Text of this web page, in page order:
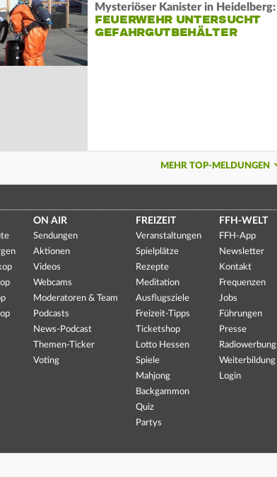
Mysteriöser Kanister in Heidelberg:
FEUERWEHR UNTERSUCHT
GEFAHRGUTBEHÄLTER
MEHR TOP-MELDUNGEN
ON AIR
Sendungen
Aktionen
Videos
Webcams
Moderatoren & Team
Podcasts
News-Podcast
Themen-Ticker
Voting
FREIZEIT
Veranstaltungen
Spielplätze
Rezepte
Meditation
Ausflugsziele
Freizeit-Tipps
Ticketshop
Lotto Hessen
Spiele
Mahjong
Backgammon
Quiz
Partys
FFH-WELT
FFH-App
Newsletter
Kontakt
Frequenzen
Jobs
Führungen
Presse
Radiowerbung
Weiterbildung
Login